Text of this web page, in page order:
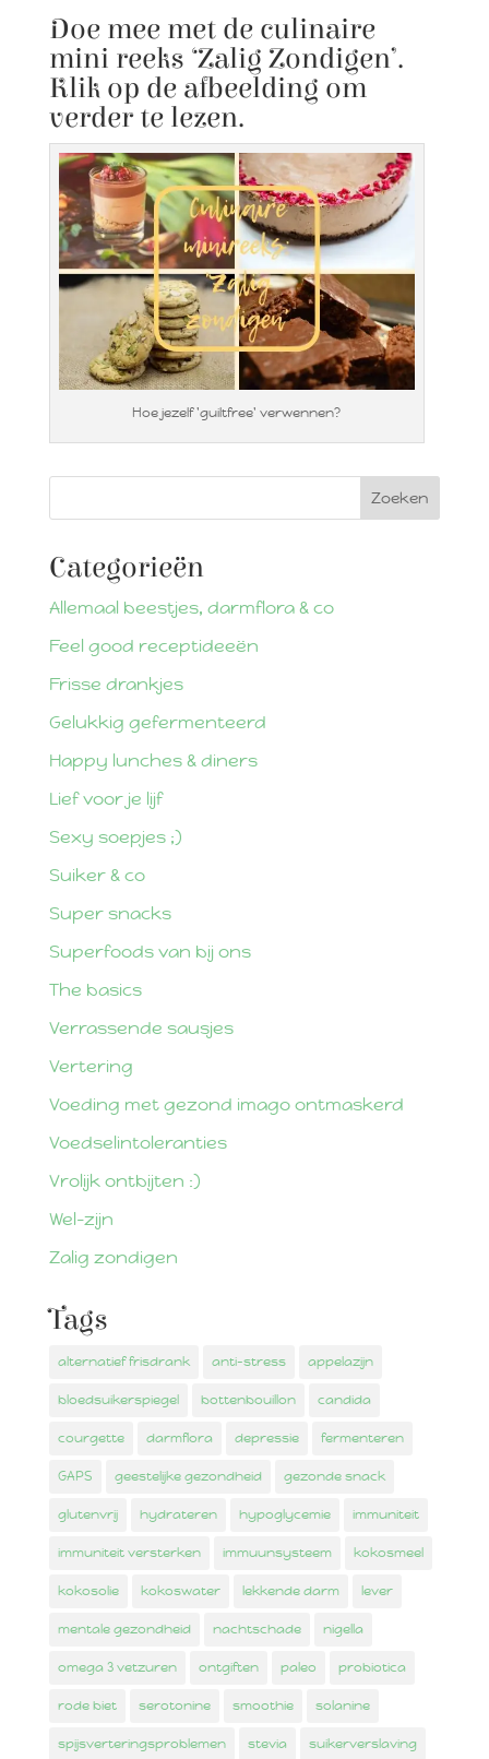
Doe mee met de culinaire
mini reeks ‘Zalig Zondigen’.
Klik op de afbeelding om
verder te lezen.
Hoe jezelf 'guiltfree' verwennen?
Categorieën
Allemaal beestjes, darmflora & co
Feel good receptideeën
Frisse drankjes
Gelukkig gefermenteerd
Happy lunches & diners
Lief voor je lijf
Sexy soepjes ;)
Suiker & co
Super snacks
Superfoods van bij ons
The basics
Verrassende sausjes
Vertering
Voeding met gezond imago ontmaskerd
Voedselintoleranties
Vrolijk ontbijten :)
Wel-zijn
Zalig zondigen
Tags
alternatief frisdrank anti-stress appelazijn
bloedsuikerspiegel bottenbouillon candida
courgette darmflora depressie fermenteren
GAPS geestelijke gezondheid gezonde snack
glutenvrij hydrateren hypoglycemie immuniteit
immuniteit versterken immuunsysteem kokosmeel
kokosolie kokoswater lekkende darm lever
mentale gezondheid nachtschade nigella
omega 3 vetzuren ontgiften paleo probiotica
rode biet serotonine smoothie solanine
spijsverteringsproblemen stevia suikerverslaving